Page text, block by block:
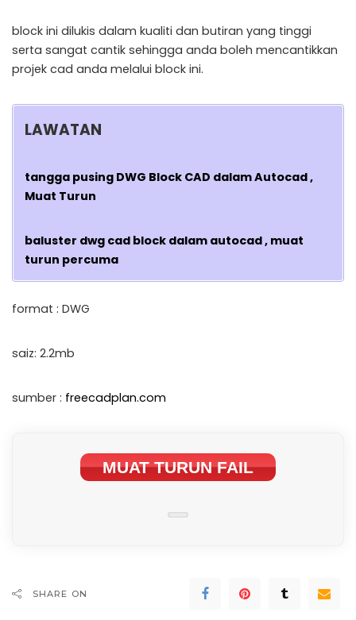
block ini dilukis dalam kualiti dan butiran yang tinggi
serta sangat cantik sehingga anda boleh mencantikkan
projek cad anda melalui block ini.
LAWATAN
tangga pusing DWG Block CAD dalam Autocad ,
Muat Turun
baluster dwg cad block dalam autocad , muat
turun percuma
format : DWG
saiz: 2.2mb
sumber : freecadplan.com
MUAT TURUN FAIL
SHARE ON